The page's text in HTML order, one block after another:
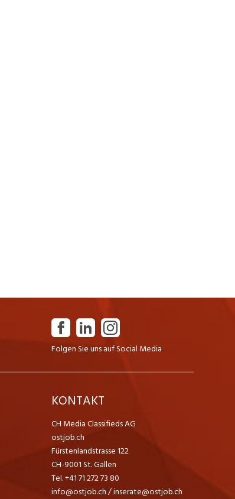
Folgen Sie uns auf Social Media
KONTAKT
CH Media Classifieds AG
ostjob.ch
Fürstenlandstrasse 122
CH-9001 St. Gallen
Tel. +41 71 272 73 80
info@ostjob.ch/inserate@ostjob.ch